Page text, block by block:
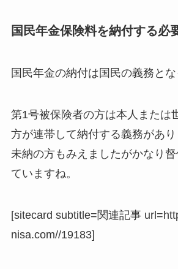
国民年金保険料を納付する必
国民年金の納付は国民の義務とな
第1号被保険者の方は本人または
方が連帯して納付する義務があ
未納の方もみえましたがかなり
ていますね。
[sitecard subtitle=関連記事
nisa.com//19183]